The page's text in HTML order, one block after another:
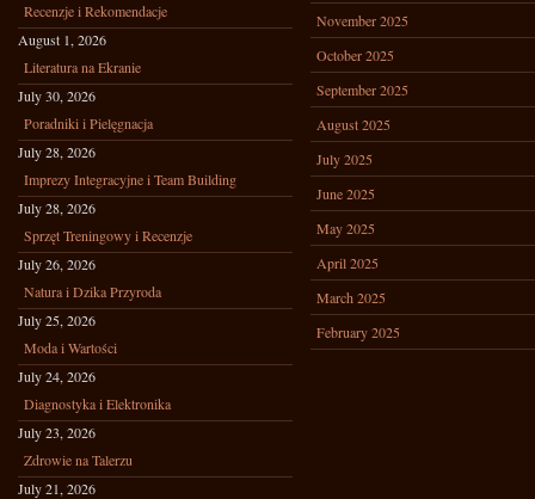
Recenzje i Rekomendacje
August 1, 2026
Literatura na Ekranie
July 30, 2026
Poradniki i Pielęgnacja
July 28, 2026
Imprezy Integracyjne i Team Building
July 28, 2026
Sprzęt Treningowy i Recenzje
July 26, 2026
Natura i Dzika Przyroda
July 25, 2026
Moda i Wartości
July 24, 2026
Diagnostyka i Elektronika
July 23, 2026
Zdrowie na Talerzu
July 21, 2026
November 2025
October 2025
September 2025
August 2025
July 2025
June 2025
May 2025
April 2025
March 2025
February 2025